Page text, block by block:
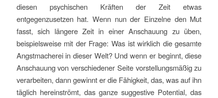
diesen psychischen Kräften der Zeit etwas
entgegenzusetzen hat. Wenn nun der Einzelne den Mut
fasst, sich längere Zeit in einer Anschauung zu üben,
beispielsweise mit der Frage: Was ist wirklich die gesamte
Angstmacherei in dieser Welt? Und wenn er beginnt, diese
Anschauung von verschiedener Seite vorstellungsmäßig zu
verarbeiten, dann gewinnt er die Fähigkeit, das, was auf ihn
täglich hereinströmt, das ganze suggestive Potential, das